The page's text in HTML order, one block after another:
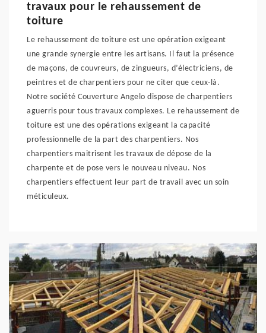
travaux pour le rehaussement de
toiture
Le rehaussement de toiture est une opération exigeant
une grande synergie entre les artisans. Il faut la présence
de maçons, de couvreurs, de zingueurs, d’électriciens, de
peintres et de charpentiers pour ne citer que ceux-là.
Notre société Couverture Angelo dispose de charpentiers
aguerris pour tous travaux complexes. Le rehaussement de
toiture est une des opérations exigeant la capacité
professionnelle de la part des charpentiers. Nos
charpentiers maitrisent les travaux de dépose de la
charpente et de pose vers le nouveau niveau. Nos
charpentiers effectuent leur part de travail avec un soin
méticuleux.